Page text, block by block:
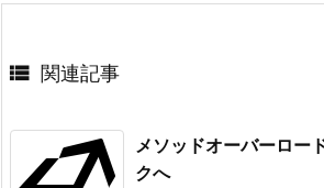
 関連記事
メソッドオーバーロー
クへ